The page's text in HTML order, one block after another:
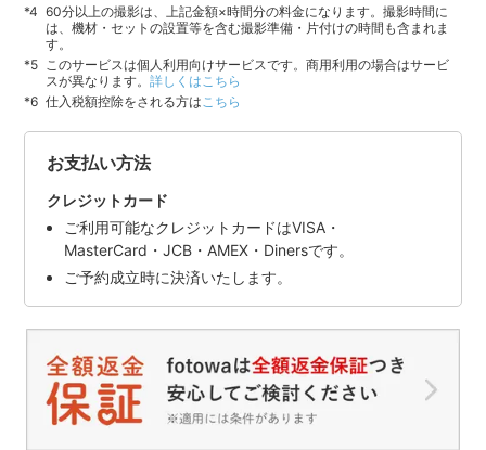
60分以上の撮影は、上記金額×時間分の料金になります。撮影時間に
は、機材・セットの設置等を含む撮影準備・片付けの時間も含まれま
す。
このサービスは個人利用向けサービスです。商用利用の場合はサービ
スが異なります。詳しくはこちら
仕入税額控除をされる方は こちら
お支払い方法
クレジットカード
ご利用可能なクレジットカードはVISA・
MasterCard・JCB・AMEX・Dinersです。
ご予約成立時に決済いたします。